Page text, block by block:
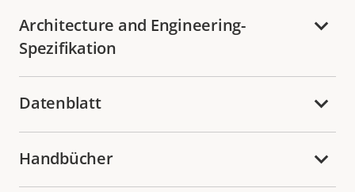
Architecture and Engineering-
Spezifikation
Datenblatt
Handbücher